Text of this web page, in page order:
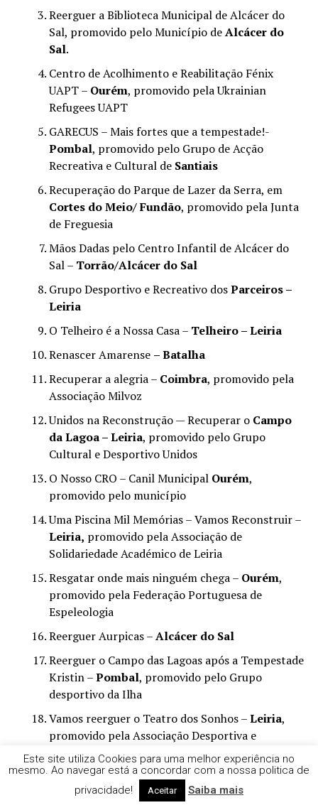
Reerguer a Biblioteca Municipal de Alcácer do
Sal, promovido pelo Município deAlcácer do
Sal.
Centro de Acolhimento e Reabilitação Fénix
UAPT – Ourém, promovido pela Ukrainian
Refugees UAPT
GARECUS – Mais fortes que a tempestade!-
Pombal, promovido pelo Grupo de Acção
Recreativa e Cultural deSantiais
Recuperação do Parque de Lazer da Serra, em
Cortes do Meio/ Fundão, promovido pela Junta
de Freguesia
Mãos Dadas pelo Centro Infantil de Alcácer do
Sal – Torrão/Alcácer do Sal
Grupo Desportivo e Recreativo dosParceiros –
Leiria
O Telheiro é a Nossa Casa – Telheiro – Leiria
Renascer Amarense – Batalha
Recuperar a alegria – Coimbra, promovido pela
Associação Milvoz
Unidos na Reconstrução — Recuperar o Campo
da Lagoa – Leiria, promovido pelo Grupo
Cultural e Desportivo Unidos
O Nosso CRO – Canil Municipal Ourém,
promovido pelo município
Uma Piscina Mil Memórias – Vamos Reconstruir –
Leiria, promovido pela Associação de
Solidariedade Académico de Leiria
Resgatar onde mais ninguém chega – Ourém,
promovido pela Federação Portuguesa de
Espeleologia
Reerguer Aurpicas –Alcácer do Sal
Reerguer o Campo das Lagoas após a Tempestade
Kristin –Pombal, promovido pelo Grupo
desportivo da Ilha
Vamos reerguer o Teatro dos Sonhos –Leiria,
promovido pela Associação Desportiva e
Recreativa de Barreiros
Tempestade destruiu o nosso telhado — Mas
vamos nos erguer –Leiria,
promovido pelo
Este site utiliza Cookies para uma melhor experiência no
mesmo. Ao navegar está a concordar com a nossa politica de
privacidade!
Aceitar Saiba mais